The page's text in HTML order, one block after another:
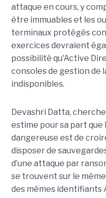
attaque en cours, y
être immuables et les
terminaux protégés
exercices devraient
possibilité qu'Active
consoles de gestion de
indisponibles.
Devashri Datta,
estime pour sa part que
dangereuse est de
disposer de
d’une attaque par
se trouvent sur le
des mêmes identifiants